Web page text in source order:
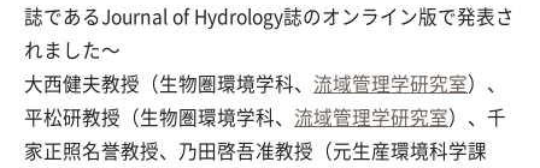
誌であるJournal of Hydrology誌のオンライン版で発表さ
れました～
大西健夫教授（生物圏環境学科、 流域管理学研究室）、
平松研教授（生物圏環境学科、 流域管理学研究室）、千
家正照名誉教授、乃田啓吾准教授（元生産環境科学課